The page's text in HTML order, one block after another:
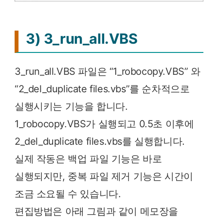
3) 3_run_all.VBS
3_run_all.VBS 파일은 “1_robocopy.VBS” 와
“2_del_duplicate files.vbs”를 순차적으로
실행시키는 기능을 합니다.
1_robocopy.VBS가 실행되고 0.5초 이후에
2_del_duplicate files.vbs를 실행합니다.
실제 작동은 백업 파일 기능은 바로
실행되지만, 중복 파일 제거 기능은 시간이
조금 소요될 수 있습니다.
편집방법은 아래 그림과 같이 메모장을